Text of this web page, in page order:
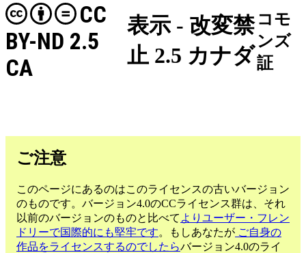
表示 - 改変禁
止 2.5 カナダ
CC
BY-ND 2.5
CA
コモ
ンズ
証
ご注意
このページにあるのはこのライセンスの古いバージョン
のものです。バージョン4.0のCCライセンス群は、それ
以前のバージョンのものと比べて よりユーザー・フレン
ドリーで国際的にも堅牢です。もしあなたが ご自身の
作品をライセンスするのでしたらバージョン4.0のライ